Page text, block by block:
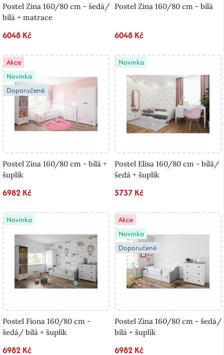
Postel Zina 160/80 cm - šedá/
bílá + matrace
6048 Kč
Postel Zina 160/80 cm - bílá
6048 Kč
Akce
Novinka
Doporučené
Postel Zina 160/80 cm - bílá +
šuplík
6982 Kč
Novinka
Postel Elisa 160/80 cm - bílá/
šedá + šuplík
5737 Kč
Novinka
Postel Fiona 160/80 cm -
šedá/ bílá + šuplík
6982 Kč
Akce
Novinka
Doporučené
Postel Zina 160/80 cm - šedá/
bílá + šuplík
6982 Kč